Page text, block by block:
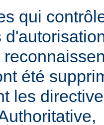
qui
été
les